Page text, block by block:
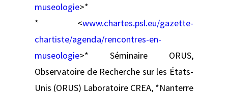
museologie>*
* <www.chartes.psl.eu/gazette-
chartiste/agenda/rencontres-en-
museologie>* Séminaire ORUS,
Observatoire de Recherche sur les États-
Unis (ORUS) Laboratoire CREA, *Nanterre